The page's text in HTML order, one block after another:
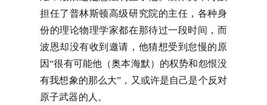
担任了普林斯顿高级研究院的主任，各种身
份的理论物理学家都在那待过一段时间，而
波恩却没有收到邀请，他猜想受到怠慢的原
因“很有可能他（奥本海默）的权势和怨恨没
有我想象的那么大”，又或许是自己是个反对
原子武器的人。